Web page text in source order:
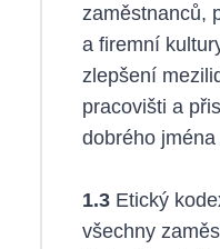
zaměstnanců,
a firemní
zlepšení
pracovišti a
dobrého
1.3Etický
všechny